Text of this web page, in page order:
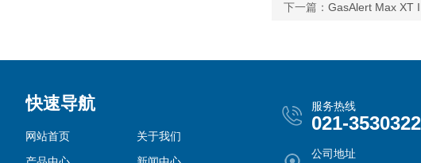
下一篇： GasAlert Max XT
快速导航
网站首页
关于我们
服务热线
021-
公司地址